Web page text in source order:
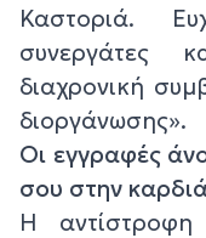
Καστοριά.
συνεργάτες
διαχρονική
διοργάνωσης».
Οι εγγραφές
σου στην
Η